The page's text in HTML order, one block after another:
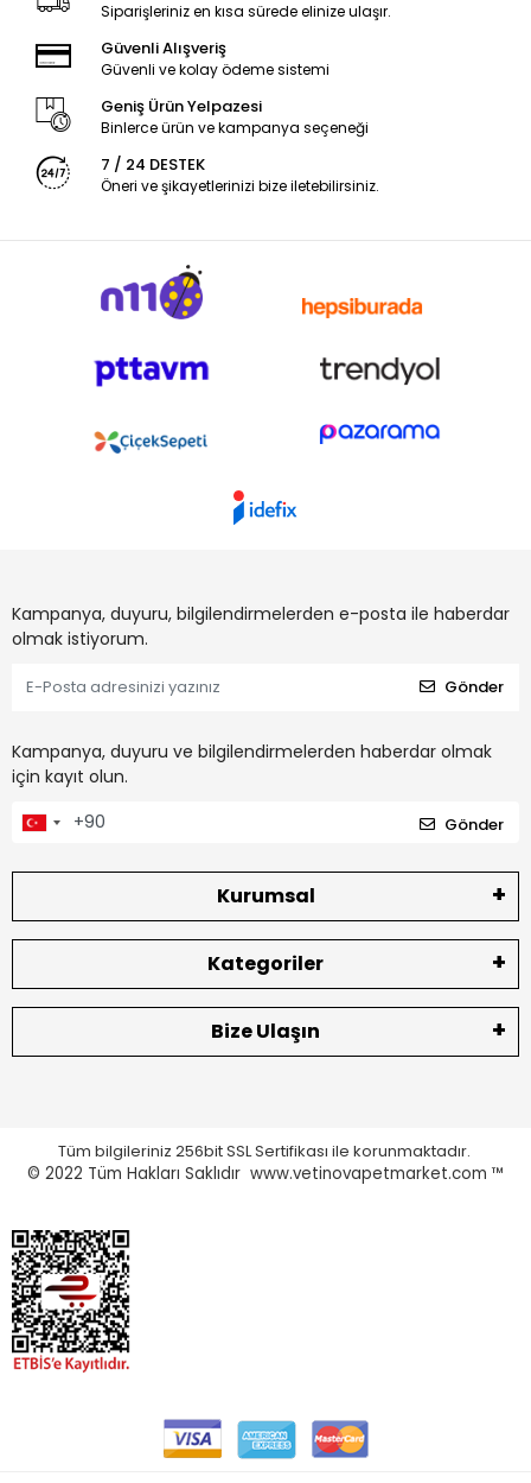
Siparişleriniz en kısa sürede elinize ulaşır.
Güvenli Alışveriş
Güvenli ve kolay ödeme sistemi
Geniş Ürün Yelpazesi
Binlerce ürün ve kampanya seçeneği
7 / 24 DESTEK
Öneri ve şikayetlerinizi bize iletebilirsiniz.
Kampanya, duyuru, bilgilendirmelerden e-posta ile haberdar
olmak istiyorum.
Gönder
Kampanya, duyuru ve bilgilendirmelerden haberdar olmak
için kayıt olun.
Gönder
Kurumsal
Kategoriler
Bize Ulaşın
Tüm bilgileriniz 256bit SSL Sertifikası ile korunmaktadır.
© 2022 Tüm Hakları Saklıdır www.vetinovapetmarket.com ™